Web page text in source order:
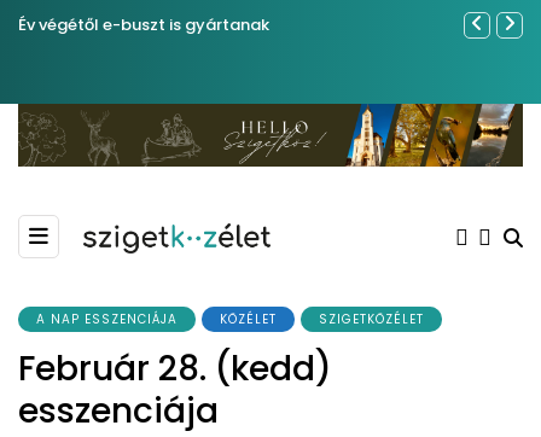
Év végétől e-buszt is gyártanak Sose
A NAP ESSZENCIÁJA KÖZÉLET SZIGETKÖZÉLET
Február 28. (kedd)
esszenciája